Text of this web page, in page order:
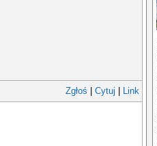
Zgłoś Cytuj Link